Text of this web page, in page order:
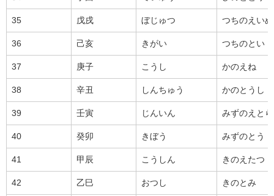
35 戊戌 ぼじゅつ つちのえいぬ
36 己亥 きがい つちのとい
37 庚子 こうし かのえね
38 辛丑 しんちゅう かのとうし
39 壬寅 じんいん みずのえとら
40 癸卯 きぼう みずのとう
41 甲辰 こうしん きのえたつ
42 乙巳 おつし きのとみ